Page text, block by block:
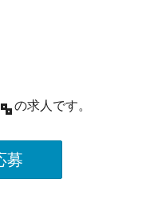
の求人です。
募